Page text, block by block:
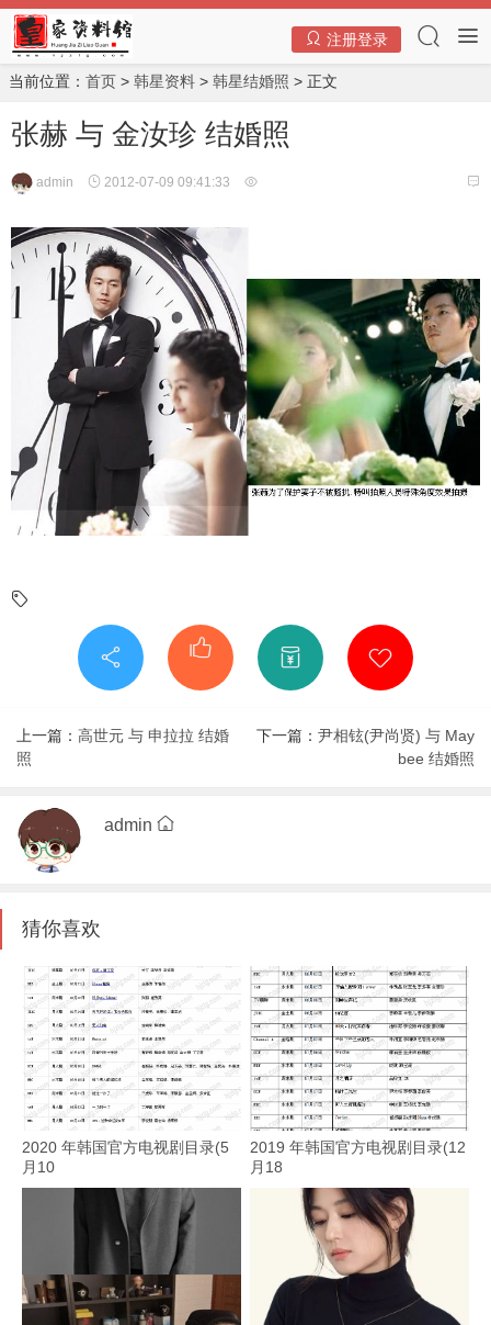
注册登录
当前位置： 首页 > 韩星资料 > 韩星结婚照 > 正文
张赫 与 金汝珍 结婚照
admin 2012-07-09 09:41:33
上一篇： 高世元 与 申拉拉 结婚
照
下一篇： 尹相铉(尹尚贤) 与 May
bee 结婚照
admin
猜你喜欢
2020 年韩国官方电视剧目录(5
月10
2019 年韩国官方电视剧目录(12
月18